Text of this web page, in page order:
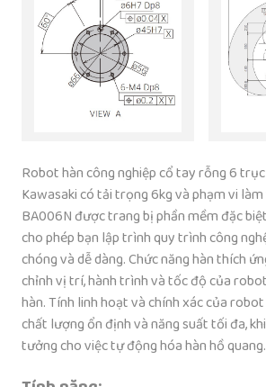
Robot hàn công nghiệp cổ tay rỗng 6
Kawasaki có tải trọng 6kg và phạm vi
BA006N được trang bị phần mềm đặc
cho phép bạn lập trình quy trình công
chóng và dễ dàng. Chức năng hàn thích
chỉnh vị trí, hành trình và tốc độ của
hàn. Tính linh hoạt và chính xác của
chất lượng ổn định và năng suất tối đa,
tưởng cho việc tự động hóa hàn hồ quang.